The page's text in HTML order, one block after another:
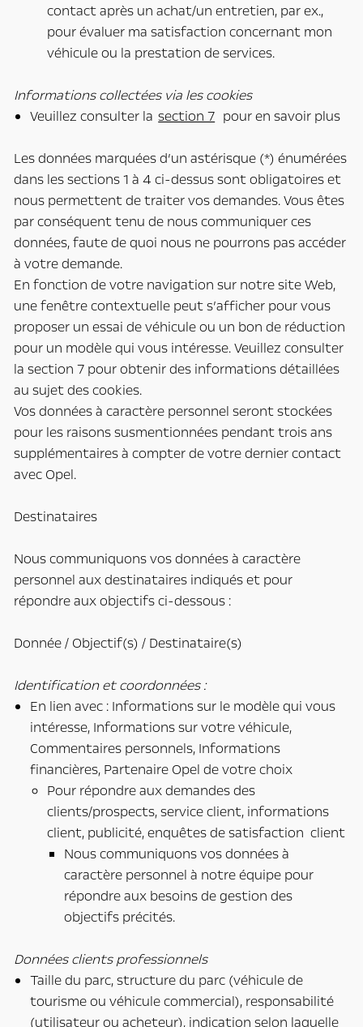
contact après un achat/un entretien, par ex.,
pour évaluer ma satisfaction concernant mon
véhicule ou la prestation de services.
Informations collectées via les cookies
Veuillez consulter la section 7 pour en savoir plus
Les données marquées d’un astérisque (*) énumérées
dans les sections 1 à 4 ci-dessus sont obligatoires et
nous permettent de traiter vos demandes. Vous êtes
par conséquent tenu de nous communiquer ces
données, faute de quoi nous ne pourrons pas accéder
à votre demande.
En fonction de votre navigation sur notre site Web,
une fenêtre contextuelle peut s’afficher pour vous
proposer un essai de véhicule ou un bon de réduction
pour un modèle qui vous intéresse. Veuillez consulter
la section 7 pour obtenir des informations détaillées
au sujet des cookies.
Vos données à caractère personnel seront stockées
pour les raisons susmentionnées pendant trois ans
supplémentaires à compter de votre dernier contact
avec Opel.
Destinataires
Nous communiquons vos données à caractère
personnel aux destinataires indiqués et pour
répondre aux objectifs ci-dessous :
Donnée / Objectif(s) / Destinataire(s)
Identification et coordonnées :
En lien avec : Informations sur le modèle qui vous
intéresse, Informations sur votre véhicule,
Commentaires personnels, Informations
financières, Partenaire Opel de votre choix
Pour répondre aux demandes des
clients/prospects, service client, informations
client, publicité, enquêtes de satisfaction client
Nous communiquons vos données à
caractère personnel à notre équipe pour
répondre aux besoins de gestion des
objectifs précités.
Données clients professionnels
Taille du parc, structure du parc (véhicule de
tourisme ou véhicule commercial), responsabilité
(utilisateur ou acheteur), indication selon laquelle